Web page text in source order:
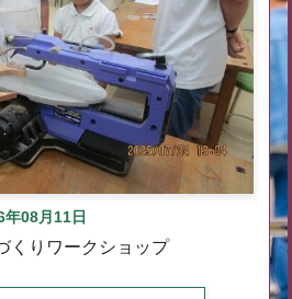
08月11日
くりワークショップ